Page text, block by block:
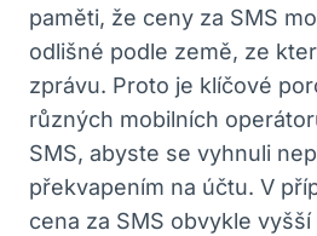
paměti, že ceny za SMS
odlišné podle země, ze
zprávu. Proto je klíčové
různých mobilních
SMS, abyste se vyhnuli
překvapením na účtu. V
cena za SMS obvykle